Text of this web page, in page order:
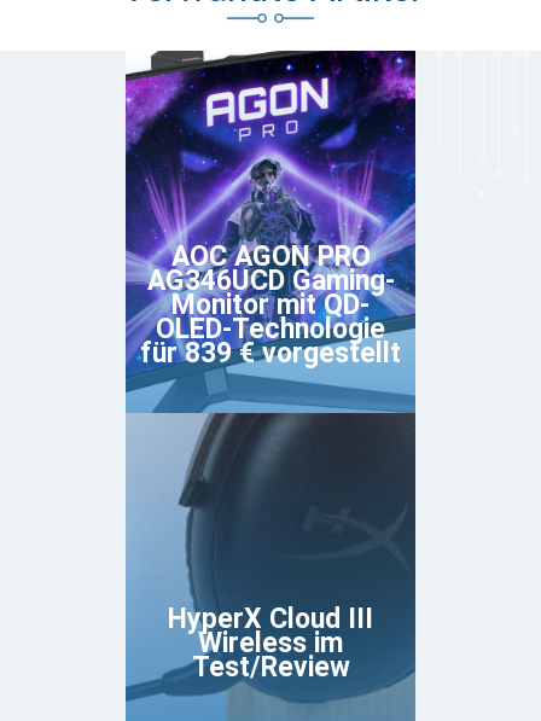
AOC AGON PRO
AG346UCD Gaming-
Monitor mit QD-
OLED-Technologie
für 839 € vorgestellt
HyperX Cloud III
Wireless im
Test/Review